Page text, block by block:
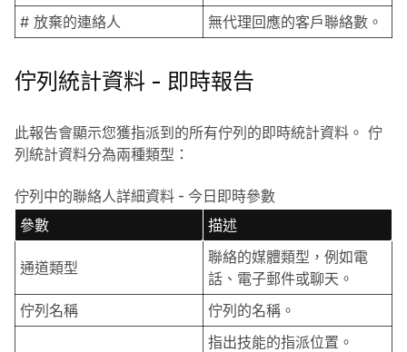
# 放棄的連絡人
無代理回應的客戶聯絡數。
佇列統計資料 - 即時報告
此報告會顯示您獲指派到的所有佇列的即時統計資料。 佇
列統計資料分為兩種類型：
佇列中的聯絡人詳細資料 - 今日即時參數
參數
描述
通道類型
聯絡的媒體類型，例如電
話、電子郵件或聊天。
佇列名稱
佇列的名稱。
指出技能的指派位置。